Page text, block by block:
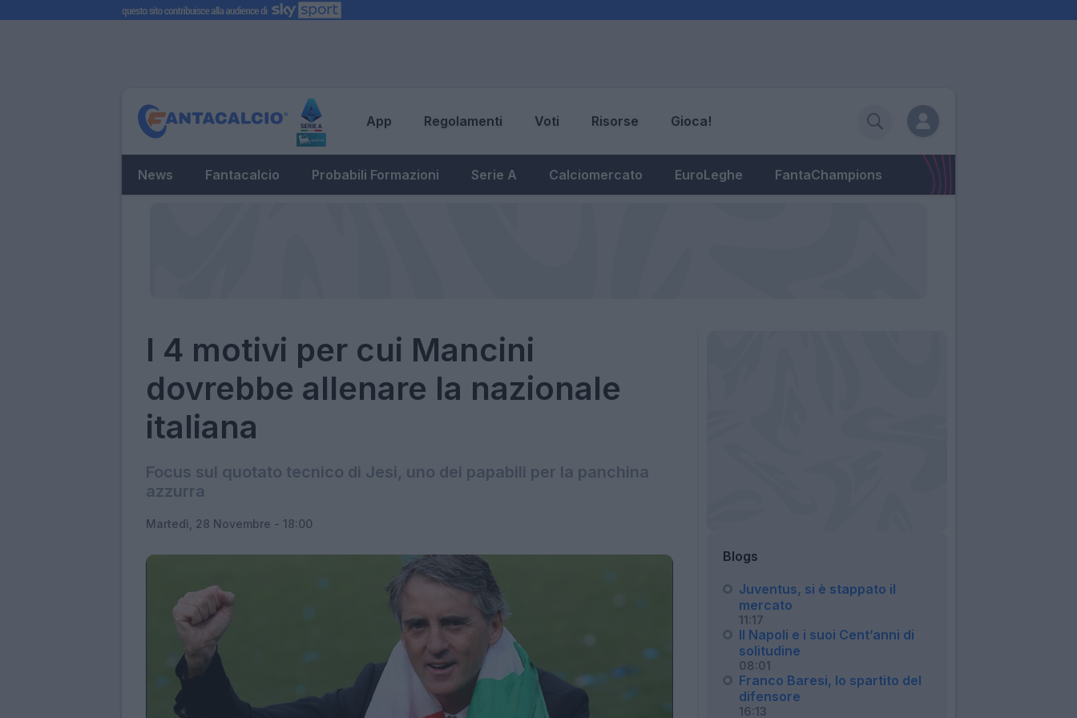
App Regolamenti Voti Risorse Gioca!
News Fantacalcio Probabili Formazioni Serie A Calciomercato EuroLeghe FantaChampions
I 4 motivi per cui Mancini
dovrebbe allenare la nazionale
italiana
Focus sul quotato tecnico di Jesi, uno dei papabili per la panchina
azzurra
Martedì, 28 Novembre - 18:00
Blogs
Juventus, si è stappato il
mercato
11:17
Il Napoli e i suoi Cent’anni di
solitudine
08:01
Franco Baresi, lo spartito del
difensore
16:13